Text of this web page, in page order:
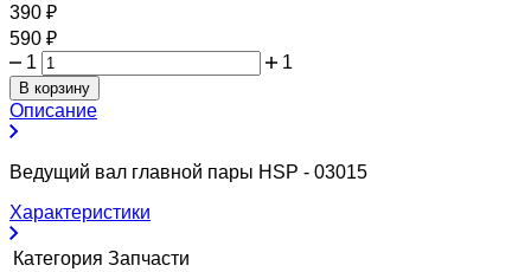
390 ₽
590 ₽
1
1
В корзину
Описание
Ведущий вал главной пары HSP - 03015
Характеристики
Категория Запчасти